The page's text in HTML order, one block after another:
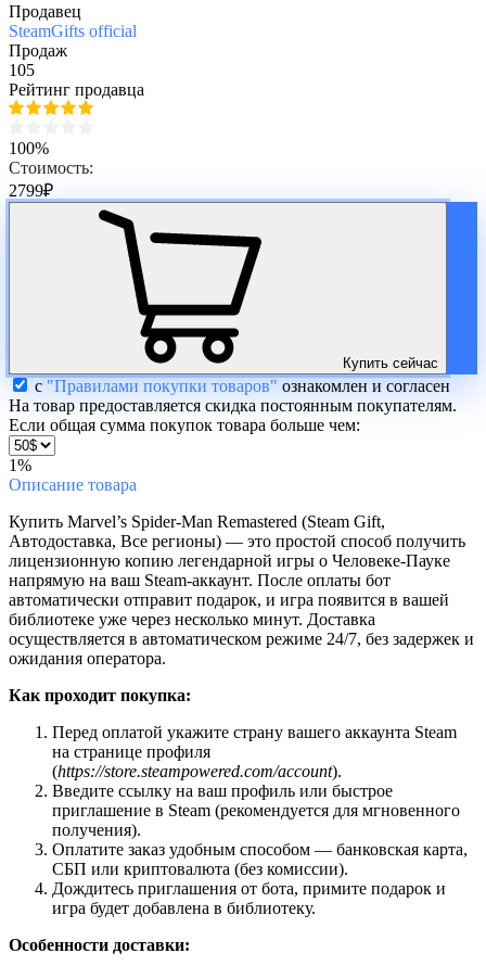
Продавец
SteamGifts official
Продаж
105
Рейтинг продавца
100%
Стоимость:
2799₽
Купить сейчас
с "Правилами покупки товаров" ознакомлен и согласен
На товар предоставляется скидка постоянным покупателям.
Если общая сумма покупок товара больше чем:
1%
Описание товара
Купить Marvel’s Spider-Man Remastered (Steam Gift,
Автодоставка, Все регионы) — это простой способ получить
лицензионную копию легендарной игры о Человеке-Пауке
напрямую на ваш Steam-аккаунт. После оплаты бот
автоматически отправит подарок, и игра появится в вашей
библиотеке уже через несколько минут. Доставка
осуществляется в автоматическом режиме 24/7, без задержек и
ожидания оператора.
Как проходит покупка:
Перед оплатой укажите страну вашего аккаунта Steam
на странице профиля
(https://store.steampowered.com/account).
Введите ссылку на ваш профиль или быстрое
приглашение в Steam (рекомендуется для мгновенного
получения).
Оплатите заказ удобным способом — банковская карта,
СБП или криптовалюта (без комиссии).
Дождитесь приглашения от бота, примите подарок и
игра будет добавлена в библиотеку.
Особенности доставки: